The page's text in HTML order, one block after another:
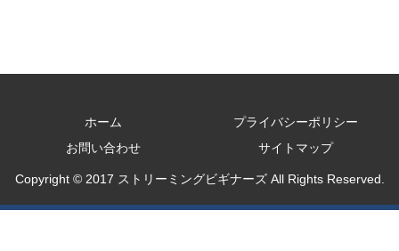
ホーム
プライバシーポリシー
お問い合わせ
サイトマップ
Copyright © 2017 ストリーミングビギナーズ All Rights Reserved.